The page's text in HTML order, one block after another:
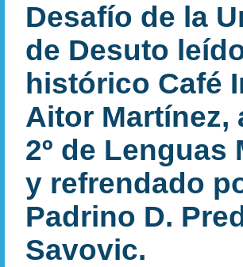
Desafío de la
de Desuto
histórico Café
Aitor Martínez,
2º de Lenguas
y refrendado
Padrino D.
Savovic.